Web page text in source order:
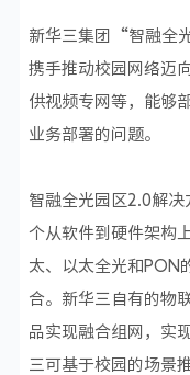
新华三集团“智融全
携手推动校园网络迈
供视频专网等，能够
业务部署的问题。
智融全光园区2.0解
个从软件到硬件架构
太、以太全光和PON
合。新华三自有的物
品实现融合组网，实
三可基于校园的场景